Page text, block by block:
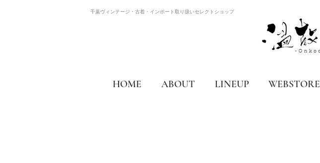
千葉ヴィンテージ・古着・インポート取り扱いセレクトショップ
HOME ABOUT LINEUP WEBSTORE